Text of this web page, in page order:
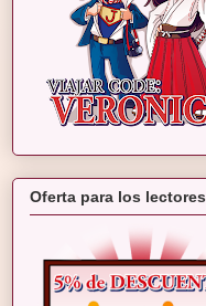
Oferta para los lectores